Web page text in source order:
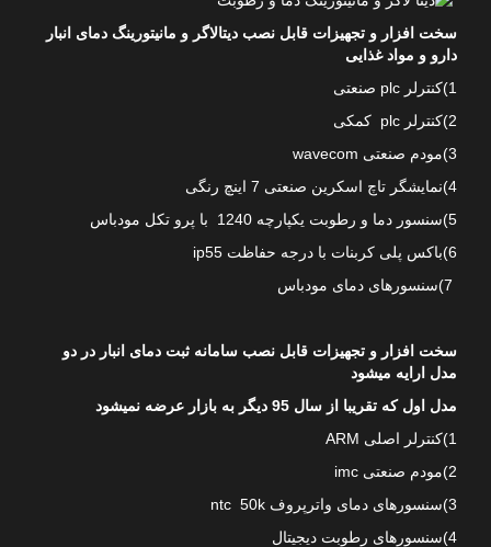
سخت افزار و تجهیزات قابل نصب دیتالاگر و مانیتورینگ دمای انبار
دارو و مواد غذایی
1)کنترلر plc صنعتی
2)کنترلر plc کمکی
3)مودم صنعتی wavecom
4)نمایشگر تاچ اسکرین صنعتی 7 اینچ رنگی
5)سنسور دما و رطوبت یکپارچه 1240 با پرو تکل مودباس
6)باکس پلی کربنات با درجه حفاظت ip55
سخت افزار و تجهیزات قابل نصب سامانه ثبت دمای انبار در دو
مدل ارایه میشود
مدل اول که تقریبا از سال 95 دیگر به بازار عرضه نمیشود
1)کنترلر اصلی ARM
2)مودم صنعتی imc
3)سنسورهای دمای واترپروف ntc 50k
4)سنسورهای رطوبت دیجیتال